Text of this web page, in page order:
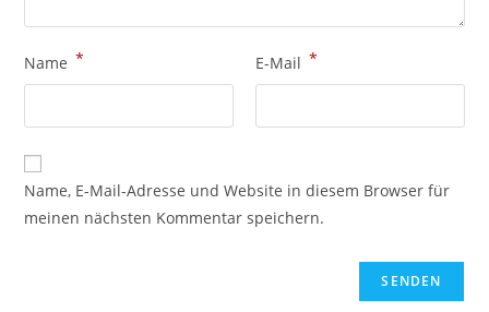
Name * E-Mail *
Name, E-Mail-Adresse und Website in diesem Browser für
meinen nächsten Kommentar speichern.